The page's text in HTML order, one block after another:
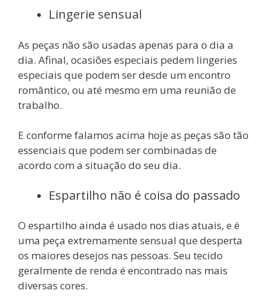
Lingerie sensual
As peças não são usadas apenas para o dia a
dia. Afinal, ocasiões especiais pedem lingeries
especiais que podem ser desde um encontro
romântico, ou até mesmo em uma reunião de
trabalho.
E conforme falamos acima hoje as peças são tão
essenciais que podem ser combinadas de
acordo com a situação do seu dia.
Espartilho não é coisa do passado
O espartilho ainda é usado nos dias atuais, e é
uma peça extremamente sensual que desperta
os maiores desejos nas pessoas. Seu tecido
geralmente de renda é encontrado nas mais
diversas cores.